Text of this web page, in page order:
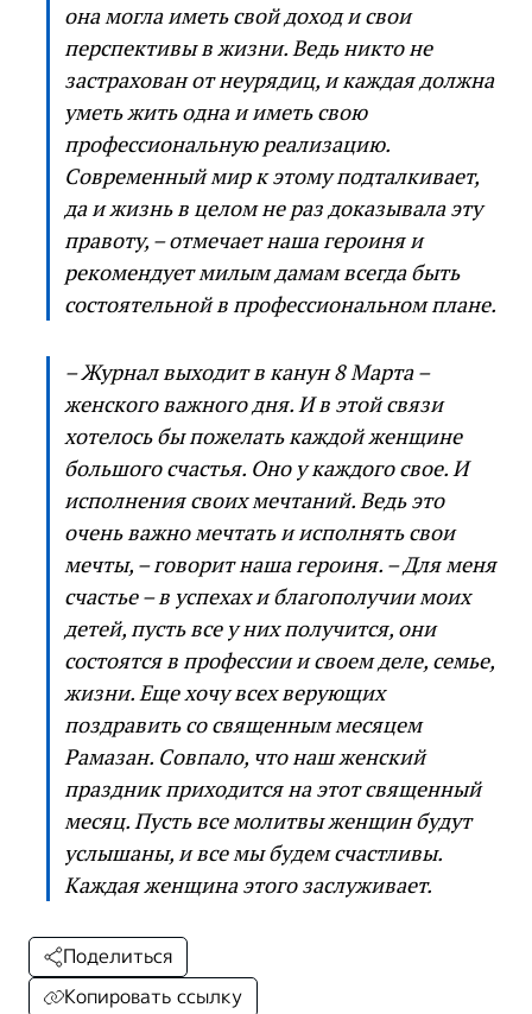
она могла иметь свой доход и свои
перспективы в жизни. Ведь никто не
застрахован от неурядиц, и каждая должна
уметь жить одна и иметь свою
профессиональную реализацию.
Современный мир к этому подталкивает,
да и жизнь в целом не раз доказывала эту
правоту, – отмечает наша героиня и
рекомендует милым дамам всегда быть
состоятельной в профессиональном плане.
– Журнал выходит в канун 8 Марта –
женского важного дня. И в этой связи
хотелось бы пожелать каждой женщине
большого счастья. Оно у каждого свое. И
исполнения своих мечтаний. Ведь это
очень важно мечтать и исполнять свои
мечты, – говорит наша героиня. – Для меня
счастье – в успехах и благополучии моих
детей, пусть все у них получится, они
состоятся в профессии и своем деле, семье,
жизни. Еще хочу всех верующих
поздравить со священным месяцем
Рамазан. Совпало, что наш женский
праздник приходится на этот священный
месяц. Пусть все молитвы женщин будут
услышаны, и все мы будем счастливы.
Каждая женщина этого заслуживает.
Поделиться
Копировать ссылку